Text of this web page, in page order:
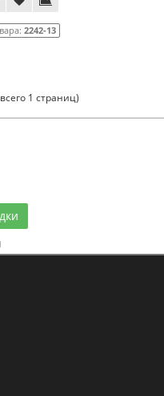
2242-13
1 страниц)